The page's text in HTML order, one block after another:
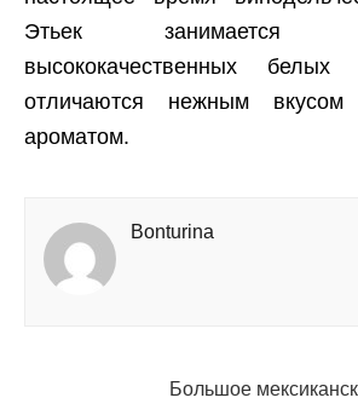
Этьек занимается
высококачественных
отличаются нежным
ароматом.
Bonturina
Большое